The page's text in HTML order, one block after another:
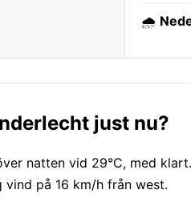
🌧️
just nu?
natten vid 29°C, med
vind på 16 km/h från west.